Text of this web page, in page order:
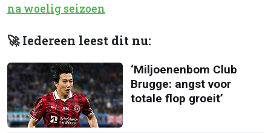
na woelig seizoen
🚀 Iedereen leest dit nu:
‘Miljoenenbom Club
Brugge: angst voor
totale flop groeit’